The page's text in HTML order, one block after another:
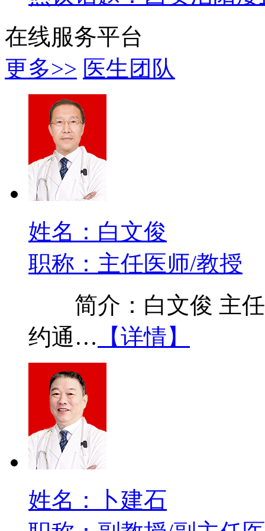
在线服务平台
更多>> 医生团队
姓名：白文俊
职称：主任医师/教授
简介：白文俊 主任
约通… 【详情】
姓名：卜建石